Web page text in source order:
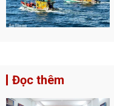
Đọc thêm